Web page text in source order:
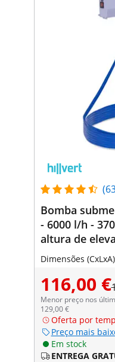
Bomba
- 6000 l/h -
altura de
inoxidável
Dimensões (CxLxA)
116,00 €
Menor preço nos
129,00 €
Oferta por
Preço mais
Em stock
ENTREGA